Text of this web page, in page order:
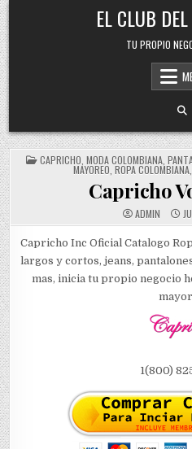
Skip
to
content
EL CLUB
TU PROPIO
POSTED
IN
CAPRICHO MODA COLOMBIANA,
MAYOREO ROPA COLOMBIANA,
Capricho
ADMIN
Capricho Inc Oficial Catalogo
largos y cortos, jeans,
mas, inicia tu propio negocio
1(800)